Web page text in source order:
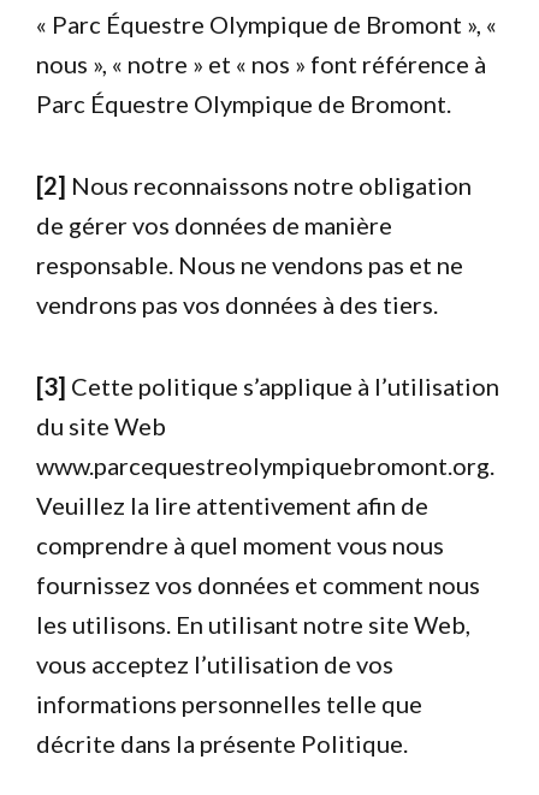
« Parc Équestre Olympique de Bromont », «
nous », « notre » et « nos » font référence à
Parc Équestre Olympique de Bromont.
[2] Nous reconnaissons notre obligation
de gérer vos données de manière
responsable. Nous ne vendons pas et ne
vendrons pas vos données à des tiers.
[3] Cette politique s’applique à l’utilisation
du site Web
www.parcequestreolympiquebromont.org.
Veuillez la lire attentivement afin de
comprendre à quel moment vous nous
fournissez vos données et comment nous
les utilisons. En utilisant notre site Web,
vous acceptez l’utilisation de vos
informations personnelles telle que
décrite dans la présente Politique.